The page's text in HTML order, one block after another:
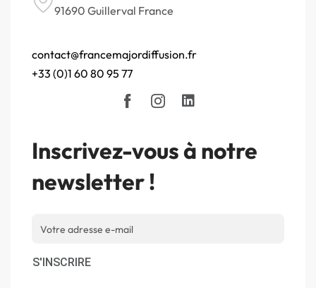
91690 Guillerval France
contact@francemajordiffusion.fr
+33 (0)1 60 80 95 77
Inscrivez-vous à notre
newsletter !
S'INSCRIRE